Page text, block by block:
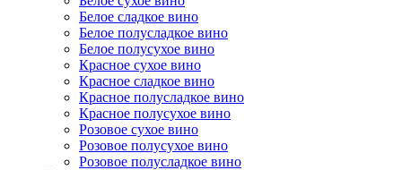
Белое сладкое вино
Белое полусладкое вино
Белое полусухое вино
Красное сухое вино
Красное сладкое вино
Красное полусладкое вино
Красное полусухое вино
Розовое сухое вино
Розовое полусухое вино
Розовое полусладкое вино